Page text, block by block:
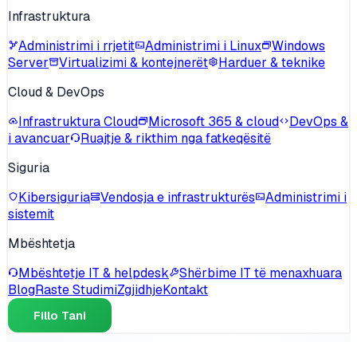
Infrastruktura
Administrimi i rrjetit
Administrimi i Linux
Windows
Server
Virtualizimi & kontejnerët
Harduer & teknike
Cloud & DevOps
Infrastruktura Cloud
Microsoft 365 & cloud
DevOps &
i avancuar
Ruajtje & rikthim nga fatkeqësitë
Siguria
Kibersiguria
Vendosja e infrastrukturës
Administrimi i
sistemit
Mbështetja
Mbështetje IT & helpdesk
Shërbime IT të menaxhuara
BlogRaste StudimiZgjidhjeKontakt
Fillo Tani